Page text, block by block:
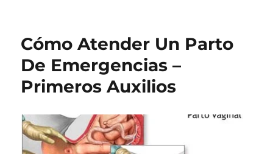
Cómo Atender Un Parto
De Emergencias –
Primeros Auxilios